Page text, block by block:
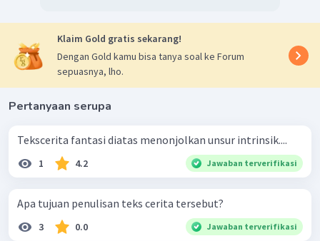
Klaim Gold gratis sekarang!
Dengan Gold kamu bisa tanya soal ke Forum
sepuasnya, lho.
Pertanyaan serupa
Tekscerita fantasi diatas menonjolkan unsur intrinsik....
1 4.2 Jawaban terverifikasi
Apa tujuan penulisan teks cerita tersebut?
3 0.0 Jawaban terverifikasi